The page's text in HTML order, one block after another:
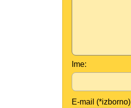
Ime:
E-mail (*izborno)